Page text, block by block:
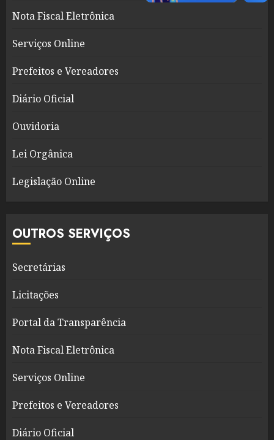
Nota Fiscal Eletrônica
Serviços Online
Prefeitos e Vereadores
Diário Oficial
Ouvidoria
Lei Orgânica
Legislação Online
OUTROS SERVIÇOS
Secretárias
Licitações
Portal da Transparência
Nota Fiscal Eletrônica
Serviços Online
Prefeitos e Vereadores
Diário Oficial